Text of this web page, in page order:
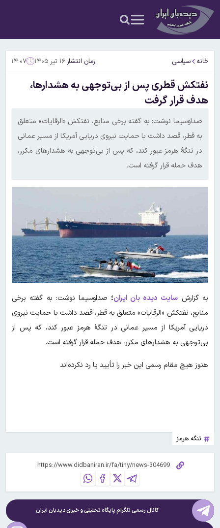
خانه سیاسی زمان انتشار:۱۶ تیر ۱۴۰۵ ۱۴:۰۷
نفتکش قطری پس از بی‌توجهی به هشدارها،
هدف قرار گرفت
صداوسیما نوشت: به گفته برخی منابع، نفتکش «الرقایات» متعلق
به قطر، قصد داشت با حمایت نیروی دریایی آمریکا از مسیر عمانی
در تنگۀ هرمز عبور کند، که پس از بی‌توجهی به هشدارهای مکرر،
هدف حمله قرار گرفته است.
به گزارش سایت دیده بان ایران؛ صداوسیما نوشت: به گفته برخی
منابع، نفتکش «الرقایات» متعلق به قطر، قصد داشت با حمایت نیروی
دریایی آمریکا از مسیر عمانی در تنگۀ هرمز عبور کند، که پس از
بی‌توجهی به هشدارهای مکرر، هدف حمله قرار گرفته است.
هنوز هیچ مقام رسمی این خبر را تأیید یا رد نکرده‌اند
تنگه هرمز
کانال رسمی تلگرام پایگاه تحلیلی و خبریدیدبان ایران